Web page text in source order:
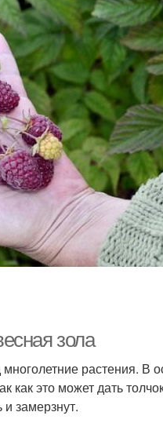
зола
растения. В
как это может дать
замерзнут.